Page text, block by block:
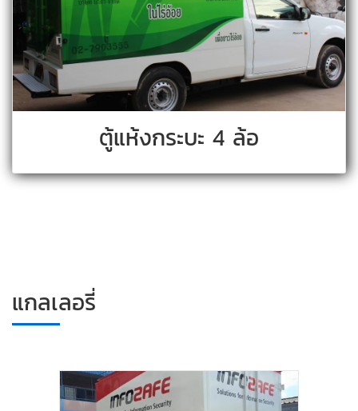
ตู้แห้งกระบะ 4 ล้อ
แกลเลอรี่